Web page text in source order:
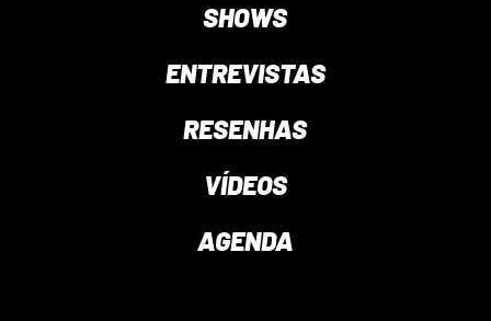
SHOWS
ENTREVISTAS
RESENHAS
VÍDEOS
AGENDA